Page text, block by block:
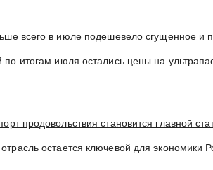
всего в июле подешевело сгущенное и
по итогам июля остались цены на
продовольствия становится главной
остается ключевой для